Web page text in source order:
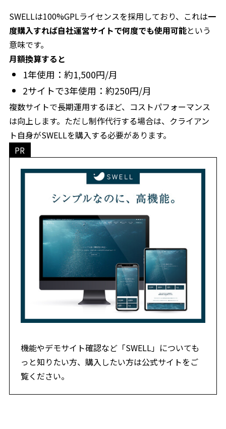
SWELLは100%GPLライセンスを採用しており、これは一
度購入すれば自社運営サイトで何度でも使用可能という
意味です。
月額換算すると
1年使用：約1,500円/月
2サイトで3年使用：約250円/月
複数サイトで長期運用するほど、コストパフォーマンス
は向上します。ただし制作代行する場合は、クライアン
ト自身がSWELLを購入する必要があります。
PR
機能やデモサイト確認など「SWELL」についても
っと知りたい方、購入したい方は公式サイトをご
覧ください。